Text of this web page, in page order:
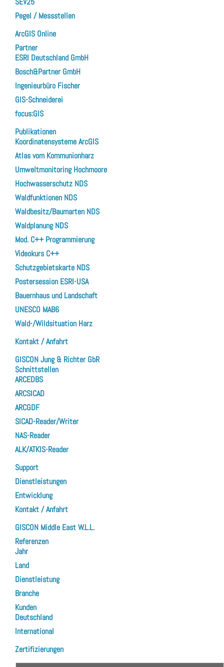
Pegel / Messstellen
ArcGIS Online
Partner
ESRI Deutschland GmbH
Bosch&Partner GmbH
Ingenieurbüro Fischer
GIS-Schneiderei
focus:GIS
Publikationen
Koordinatensysteme ArcGIS
Atlas vom Kommunionharz
Umweltmonitoring Hochmoore
Hochwasserschutz NDS
Waldfunktionen NDS
Waldbesitz/Baumarten NDS
Waldplanung NDS
Mod. C++ Programmierung
Videokurs C++
Schutzgebietskarte NDS
Postersession ESRI-USA
Bauernhaus und Landschaft
UNESCO MAB6
Wald-/Wildsituation Harz
Kontakt / Anfahrt
GISCON Jung & Richter GbR
Schnittstellen
ARCEDBS
ARCSICAD
ARCGDF
SICAD-Reader/Writer
NAS-Reader
ALK/ATKIS-Reader
Support
Dienstleistungen
Entwicklung
Kontakt / Anfahrt
GISCON Middle East W.L.L.
Referenzen
Jahr
Land
Dienstleistung
Branche
Kunden
Deutschland
International
Zertifizierungen